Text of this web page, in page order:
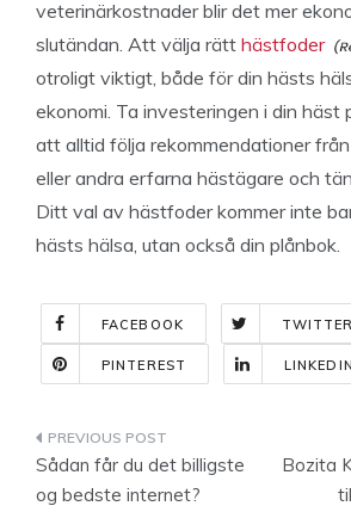
veterinärkostnader blir det mer
slutändan. Att välja rätt hästfoder
otroligt viktigt, både för din hästs
ekonomi. Ta investeringen i din häst
att alltid följa rekommendationer
eller andra erfarna hästägare och
Ditt val av hästfoder kommer inte
hästs hälsa, utan också din plånbok.
FACEBOOK TWITTER
PINTEREST LINKEDIN
Indlægsnavigation
Sådan får du det billigste
og bedste internet?
Bozita